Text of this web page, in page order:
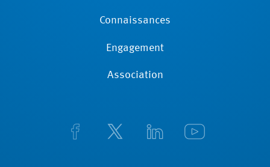
Connaissances
Engagement
Association